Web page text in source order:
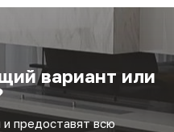
вариант или
предоставят всю